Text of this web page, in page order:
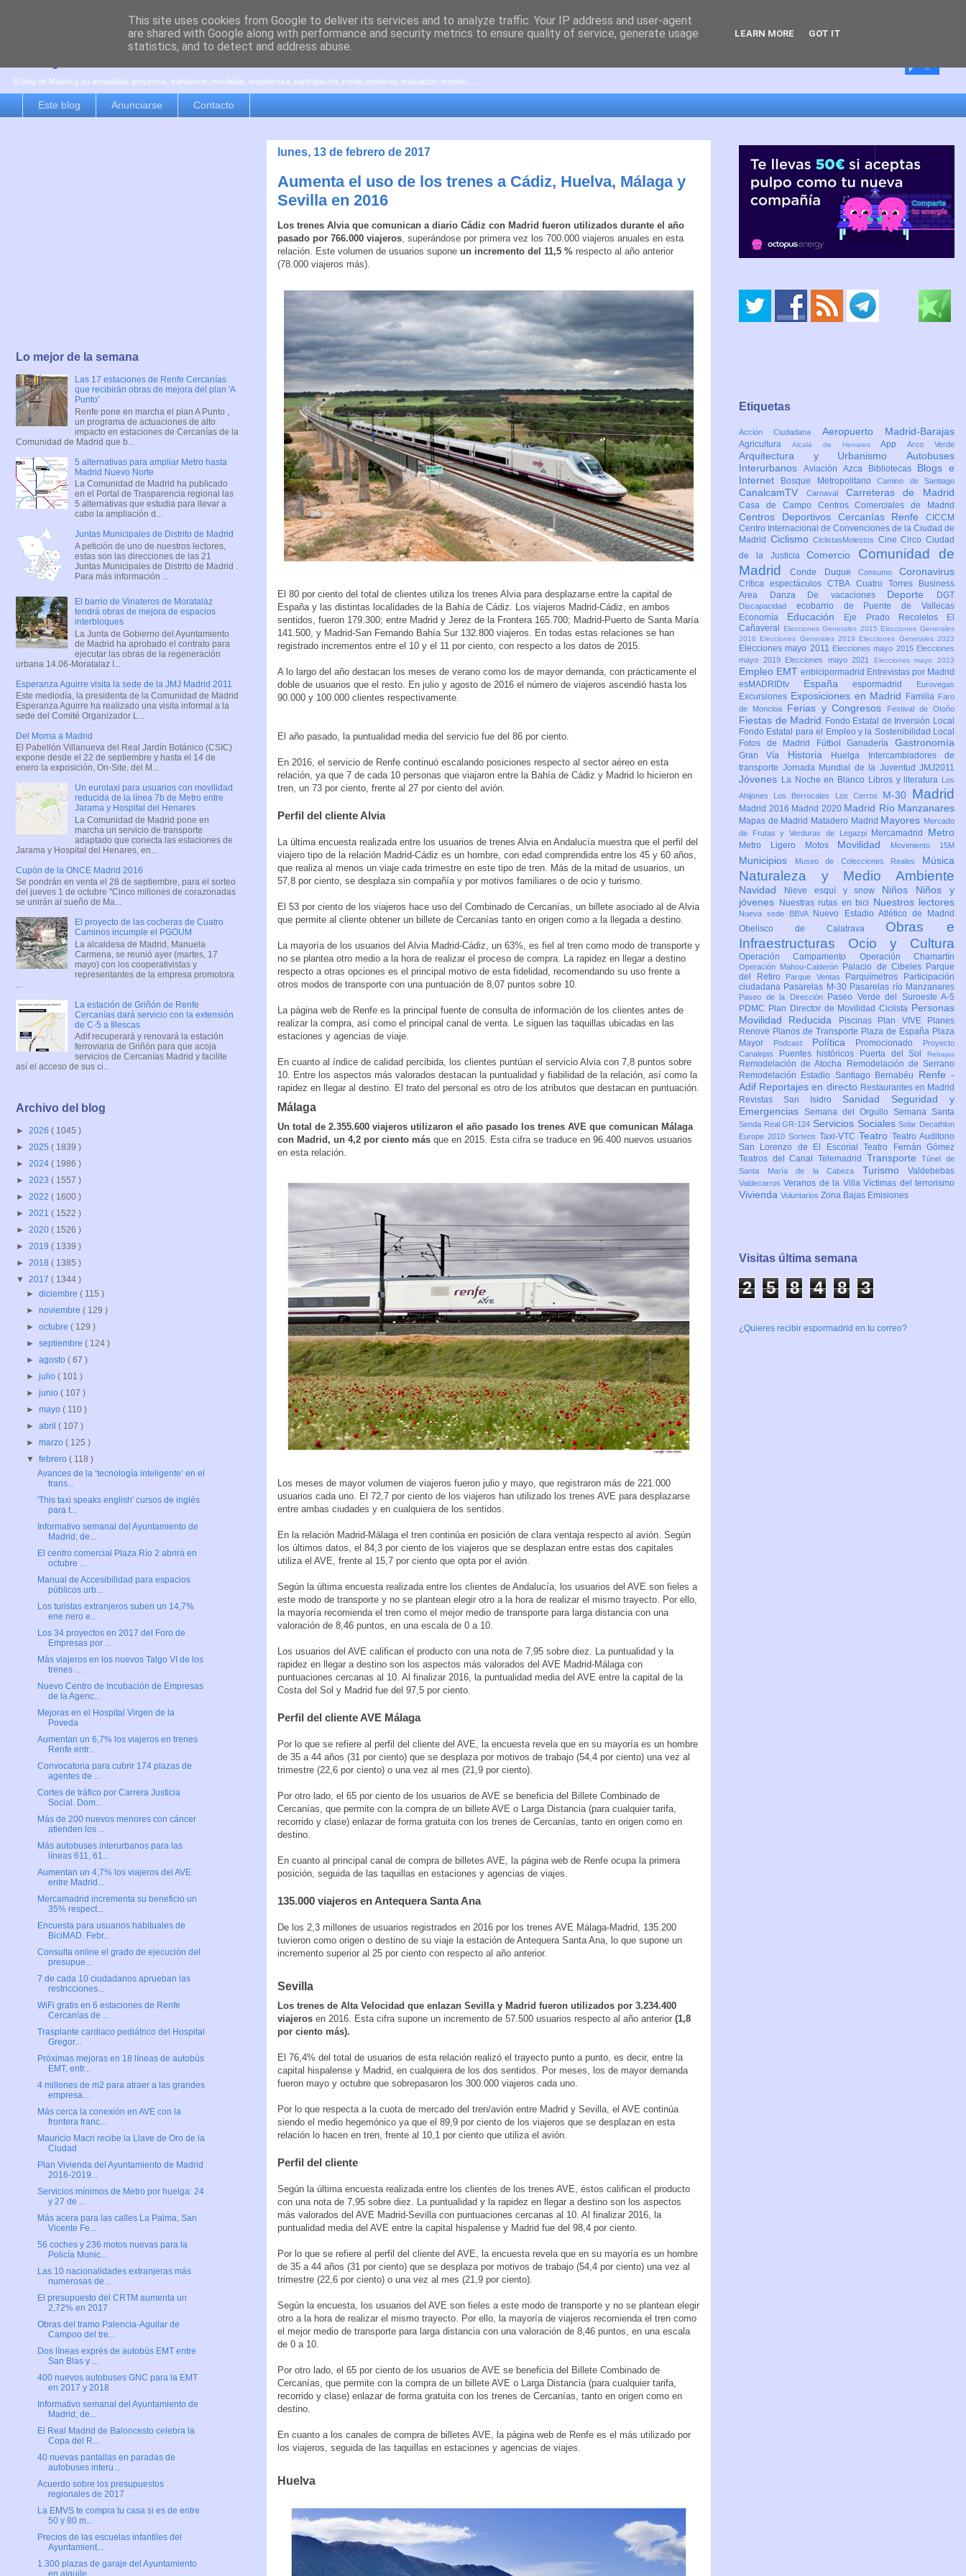
es por madrid
El blog de Madrid y su actualidad, proyectos, transporte, movilidad, arquitectura, participación, medio ambiente, educación, empleo, ...
Este blog Anunciarse Contacto
lunes, 13 de febrero de 2017
Aumenta el uso de los trenes a Cádiz, Huelva, Málaga y
Sevilla en 2016
Los trenes Alvia que comunican a diario Cádiz con Madrid fueron utilizados durante el año
pasado por 766.000 viajeros , superándose por primera vez los 700.000 viajeros anuales en esta
relación. Este volumen de usuarios supone un incremento del 11,5 % respecto al año anterior
(78.000 viajeros más).
El 80 por ciento del total de clientes utiliza los trenes Alvia para desplazarse entre la capital de
España y las distintas localidades de la Bahía de Cádiz. Los viajeros Madrid-Cádiz, en ambos
sentidos, fueron 179.300; entre Madrid y Jerez de la Frontera 165.700; Madrid-Puerto de Santa María
141.500, y Madrid-San Fernando Bahía Sur 132.800 viajeros. En todas estas relaciones se han
registrado incrementos entre el 10 y el 11 por ciento, con respecto a los datos de 2015.
A lo largo del año destacan los meses de verano como los de mayor demanda, con prácticamente el
doble de usuarios que el resto. En julio y agosto de 2016 el número de viajeros ascendió hasta los
90.000 y 100.000 clientes respectivamente.
El año pasado, la puntualidad media del servicio fue del 86 por ciento.
En 2016, el servicio de Renfe continuó escalando posiciones respecto al sector aéreo en esta
relación, ya que 7 de cada 10 personas que viajaron entre la Bahía de Cádiz y Madrid lo hicieron en
tren, un 73 por ciento, frente al 27 por ciento del avión.
Perfil del cliente Alvia
La última encuesta realizada entre los usuarios de trenes Alvia en Andalucía muestra que el perfil del
viajero tipo de la relación Madrid-Cádiz es un hombre, con edad comprendida entre los 45 y 60 años,
que realiza al menos un viaje cada trimestre en este tipo de tren. Más de la mitad de usuarios, un
57,8 por ciento, se desplaza sin compañía y por motivos familiares o de ocio y turismo.
El 53 por ciento de los viajeros hace uso del Combinado de Cercanías, un billete asociado al de Alvia
que permite al cliente obtener un billete de Cercanías tanto en origen como a la llegada a destino.
La mayoría de los usuarios del Alvia Madrid-Cádiz, un 63%, es fiel al tren como modo de transporte y
no se plantea otro medio a la hora de realizar el proceso de compra. La rapidez en llegar a destino
respecto a otras opciones es el principal motivo de esta fidelidad, recomendando su uso frente a
otros modos de transporte con una puntuación de 8,07 puntos sobre 10.
La página web de Renfe es la principal fuente de consulta de información de los clientes antes de
realizar la compra, así como el principal canal de venta. Le siguen las taquillas ubicadas en las
estaciones y agencias de viaje.
En cuanto al índice de calidad percibida, los clientes puntúan el servicio Alvia con 7,8 puntos sobre
10. Entre los aspectos más valorados destacan la puntualidad y fiabilidad de la relación, así como la
rapidez en llegar al destino. El trato del personal es otro de los atributos que destacan en puntuación.
Málaga
Un total de 2.355.600 viajeros utilizaron el año pasado los trenes AVE que comunican Málaga
con Madrid, un 4,2 por ciento más que en 2015. Esta cifra se traduce en 96.400 nuevos usuarios
en esta relación.
Los meses de mayor volumen de viajeros fueron julio y mayo, que registraron más de 221.000
usuarios cada uno. El 72,7 por ciento de los viajeros han utilizado los trenes AVE para desplazarse
entre ambas ciudades y en cualquiera de los sentidos.
En la relación Madrid-Málaga el tren continúa en posición de clara ventaja respecto al avión. Según
los últimos datos, el 84,3 por ciento de los viajeros que se desplazan entre estas dos capitales
utiliza el AVE, frente al 15,7 por ciento que opta por el avión.
Según la última encuesta realizada entre los clientes de Andalucía, los usuarios del AVE son fieles a
este modo de transporte y no se plantean elegir otro a la hora de realizar el mismo trayecto. Por ello,
la mayoría recomienda el tren como el mejor medio de transporte para larga distancia con una
valoración de 8,46 puntos, en una escala de 0 a 10.
Los usuarios del AVE califican el producto con una nota de 7,95 sobre diez. La puntualidad y la
rapidez en llegar a destino son los aspectos más valorados del AVE Madrid-Málaga con
puntuaciones cercanas al 10. Al finalizar 2016, la puntualidad media del AVE entre la capital de la
Costa del Sol y Madrid fue del 97,5 por ciento.
Perfil del cliente AVE Málaga
Por lo que se refiere al perfil del cliente del AVE, la encuesta revela que en su mayoría es un hombre
de 35 a 44 años (31 por ciento) que se desplaza por motivos de trabajo (54,4 por ciento) una vez al
trimestre (22,6 por ciento) o una vez al mes (21,9 por ciento).
Por otro lado, el 65 por ciento de los usuarios de AVE se beneficia del Billete Combinado de
Cercanías, que permite con la compra de un billete AVE o Larga Distancia (para cualquier tarifa,
recorrido y clase) enlazar de forma gratuita con los trenes de Cercanías, tanto en origen como en
destino.
En cuanto al principal canal de compra de billetes AVE, la página web de Renfe ocupa la primera
posición, seguida de las taquillas en estaciones y agencias de viajes.
135.000 viajeros en Antequera Santa Ana
De los 2,3 millones de usuarios registrados en 2016 por los trenes AVE Málaga-Madrid, 135.200
tuvieron como origen o destino de su viaje la estación de Antequera Santa Ana, lo que supone un
incremento superior al 25 por ciento con respecto al año anterior.
Sevilla
Los trenes de Alta Velocidad que enlazan Sevilla y Madrid fueron utilizados por 3.234.400
viajeros en 2016. Esta cifra supone un incremento de 57.500 usuarios respecto al año anterior (1,8
por ciento más).
El 76,4% del total de usuarios de esta relación realizó el trayecto punto a punto, es decir, entre la
capital hispalense y Madrid, en cualquiera de los dos sentidos. Por meses, los de mayor demanda
fueron mayo y octubre que sobrepasaron los 300.000 viajeros cada uno.
Por lo que respecta a la cuota de mercado del tren/avión entre Madrid y Sevilla, el AVE continúa
siendo el medio hegemónico ya que el 89,9 por ciento de los viajeros que se desplazan en esta
relación lo hacen en tren, frente al 10,1 por ciento que utiliza el avión.
Perfil del cliente
Según la última encuesta realizada entre los clientes de los trenes AVE, éstos califican el producto
con una nota de 7,95 sobre diez. La puntualidad y la rapidez en llegar a destino son los aspectos
más valorados del AVE Madrid-Sevilla con puntuaciones cercanas al 10. Al finalizar 2016, la
puntualidad media del AVE entre la capital hispalense y Madrid fue del 98,4 por ciento.
Por lo que se refiere al perfil del cliente del AVE, la encuesta revela que en su mayoría es un hombre
de 35 a 44 años (31 por ciento) que se desplaza por motivos de trabajo (54,4 por ciento) una vez al
trimestre (22,6 por ciento) o una vez al mes (21,9 por ciento).
Según la encuesta, los usuarios del AVE son fieles a este modo de transporte y no se plantean elegir
otro a la hora de realizar el mismo trayecto. Por ello, la mayoría de viajeros recomienda el tren como
el mejor medio de transporte para larga distancia con una valoración de 8,46 puntos, en una escala
de 0 a 10.
Por otro lado, el 65 por ciento de los usuarios de AVE se beneficia del Billete Combinado de
Cercanías, que permite con la compra de un billete AVE o Larga Distancia (para cualquier tarifa,
recorrido y clase) enlazar de forma gratuita con los trenes de Cercanías, tanto en origen como en
destino.
En cuanto a los canales de compra de billetes AVE, la página web de Renfe es el más utilizado por
los viajeros, seguida de las taquillas en estaciones y agencias de viajes.
Huelva
Lo mejor de la semana
Las 17 estaciones de Renfe Cercanías
que recibirán obras de mejora del plan 'A
Punto'
Renfe pone en marcha el plan A Punto ,
un programa de actuaciones de alto
impacto en estaciones de Cercanías de la
Comunidad de Madrid que b...
5 alternativas para ampliar Metro hasta
Madrid Nuevo Norte
La Comunidad de Madrid ha publicado
en el Portal de Trasparencia regional las
5 alternativas que estudia para llevar a
cabo la ampliación d...
Juntas Municipales de Distrito de Madrid
A petición de uno de nuestros lectores,
estas son las direcciones de las 21
Juntas Municipales de Distrito de Madrid .
Para más información ...
El barrio de Vinateros de Moratalaz
tendrá obras de mejora de espacios
interbloques
La Junta de Gobierno del Ayuntamiento
de Madrid ha aprobado el contrato para
ejecutar las obras de la regeneración
urbana 14.06-Moratalaz I...
Esperanza Aguirre visita la sede de la JMJ Madrid 2011
Este mediodía, la presidenta de la Comunidad de Madrid
Esperanza Aguirre ha realizado una visita informal a la
sede del Comité Organizador L...
Del Moma a Madrid
El Pabellón Villanueva del Real Jardín Botánico (CSIC)
expone desde el 22 de septiembre y hasta el 14 de
enero la exposición, On-Site, del M...
Un eurotaxi para usuarios con movilidad
reducida de la línea 7b de Metro entre
Jarama y Hospital del Henares
La Comunidad de Madrid pone en
marcha un servicio de transporte
adaptado que conecta las estaciones de
Jarama y Hospital del Henares, en...
Cupón de la ONCE Madrid 2016
Se pondrán en venta el 28 de septiembre, para el sorteo
del jueves 1 de octubre "Cinco millones de corazonadas
se unirán al sueño de Ma...
El proyecto de las cocheras de Cuatro
Caminos incumple el PGOUM
La alcaldesa de Madrid, Manuela
Carmena, se reunió ayer (martes, 17
mayo) con los cooperativistas y
representantes de la empresa promotora
La estación de Griñón de Renfe
Cercanías dará servicio con la extensión
de C-5 a Illescas
Adif recuperará y renovará la estación
ferroviaria de Griñón para que acoja
servicios de Cercanías Madrid y facilite
así el acceso de sus ci...
Archivo del blog
► 2026 ( 1045 )
► 2025 ( 1839 )
► 2024 ( 1986 )
► 2023 ( 1557 )
► 2022 ( 1600 )
► 2021 ( 1522 )
► 2020 ( 1526 )
► 2019 ( 1339 )
► 2018 ( 1385 )
▼ 2017 ( 1344 )
►diciembre( 115 )
►noviembre( 129 )
►octubre( 129 )
►septiembre( 124 )
►agosto( 67 )
►julio( 101 )
►junio( 107 )
►mayo( 110 )
►abril( 107 )
►marzo( 125 )
▼febrero( 118 )
Avances de la ‘tecnología inteligente’ en el
trans...
'This taxi speaks english' cursos de inglés
para t...
Informativo semanal del Ayuntamiento de
Madrid; de...
El centro comercial Plaza Río 2 abrirá en
octubre ...
Manual de Accesibilidad para espacios
públicos urb...
Los turistas extranjeros suben un 14,7%
ene nero e...
Los 34 proyectos en 2017 del Foro de
Empresas por ...
Más viajeros en los nuevos Talgo VI de los
trenes ...
Nuevo Centro de Incubación de Empresas
de la Agenc...
Mejoras en el Hospital Virgen de la
Poveda
Aumentan un 6,7% los viajeros en trenes
Renfe entr...
Convocatoria para cubrir 174 plazas de
agentes de ...
Cortes de tráfico por Carrera Justicia
Social. Dom...
Más de 200 nuevos menores con cáncer
atienden los ...
Más autobuses interurbanos para las
líneas 611, 61...
Aumentan un 4,7% los viajeros del AVE
entre Madrid...
Mercamadrid incrementa su beneficio un
35% respect...
Encuesta para usuarios habituales de
BiciMAD. Febr...
Consulta online el grado de ejecución del
presupue...
7 de cada 10 ciudadanos aprueban las
restricciones...
WiFi gratis en 6 estaciones de Renfe
Cercanías de ...
Trasplante cardiaco pediátrico del Hospital
Gregor...
Próximas mejoras en 18 líneas de autobús
EMT, entr...
4 millones de m2 para atraer a las grandes
empresa...
Más cerca la conexión en AVE con la
frontera franc...
Mauricio Macri recibe la Llave de Oro de la
Ciudad
Plan Vivienda del Ayuntamiento de Madrid
2016-2019...
Servicios mínimos de Metro por huelga: 24
y 27 de ...
Más acera para las calles La Palma, San
Vicente Fe...
56 coches y 236 motos nuevas para la
Policía Munic...
Las 10 nacionalidades extranjeras más
numerosas de...
El presupuesto del CRTM aumenta un
2,72% en 2017
Obras del tramo Palencia-Aguilar de
Campoo del tre...
Dos líneas exprés de autobús EMT entre
San Blas y ...
400 nuevos autobuses GNC para la EMT
en 2017 y 2018
Informativo semanal del Ayuntamiento de
Madrid; de...
El Real Madrid de Baloncesto celebra la
Copa del R...
40 nuevas pantallas en paradas de
autobuses interu...
Acuerdo sobre los presupuestos
regionales de 2017
La EMVS te compra tu casa si es de entre
50 y 80 m...
Precios de las escuelas infantiles del
Ayuntamient...
1.300 plazas de garaje del Ayuntamiento
Etiquetas
Acción Ciudadana Aeropuerto Madrid-Barajas
Agricultura Alcalá de HenaresAppArco Verde
Arquitectura y Urbanismo Autobuses
Interurbanos Aviación Azca Bibliotecas Blogs e
Internet
Bosque MetropolitanoCamino de Santiago
CanalcamTV Carnaval Carreteras de Madrid
Casa de Campo Centros Comerciales de Madrid
Centros Deportivos Cercanías Renfe CICCM
Centro Internacional de Convenciones de la Ciudad de
Madrid CiclismoCiclistasMolestos CineCircoCiudad
de la JusticiaComercio Comunidad de
MadridConde Duque Consumo Coronavirus
Crítica espectáculosCTBA Cuatro Torres Business
Area
Danza De vacaciones Deporte DGT
Discapacidad ecobarrio de Puente de Vallecas
Economía Educación Eje Prado Recoletos
El
Cañaveral
Elecciones Generales 2015 Elecciones Generales
2016 Elecciones Generales 2019 Elecciones Generales 2023
Elecciones mayo 2011 Elecciones mayo 2015 Elecciones
mayo 2019
Elecciones mayo 2021 Elecciones mayo 2023
Empleo EMT enbicipormadrid Entrevistas por Madrid
esMADRIDtv Españaespormadrid Eurovegas
Excursiones Exposiciones en Madrid Familia Faro
de Moncloa
Ferias y Congresos Festival de Otoño
Fiestas de Madrid Fondo Estatal de Inversión Local
Fondo Estatal para el Empleo y la Sostenibilidad Local
Fotos de Madrid
FútbolGanaderíaGastronomía
Gran Vía Historia Huelga
Intercambiadores de
transporte Jornada Mundial de la Juventud JMJ2011
Jóvenes La Noche en Blanco Libros y literatura
Los
Ahijones
Los Berrocales Los Cerros M-30 Madrid
Madrid 2016 Madrid 2020 Madrid Río Manzanares
Mapas de Madrid Matadero Madrid Mayores Mercado
de Frutas y Verduras de Legazpi
Mercamadrid Metro
Metro Ligero Motos Movilidad Movimiento 15M
Municipios Museo de Colecciones Reales Música
Naturaleza y Medio Ambiente
Navidad Nieve esquí y snow Niños Niños y
jóvenes
Nuestras rutas en bici Nuestros lectores
Nueva sede BBVA
Nuevo Estadio Atlético de Madrid
Obelisco de Calatrava Obras e
Infraestructuras Ocio y Cultura
Operación Campamento Operación Chamartín
Operación Mahou-Calderón Palacio de Cibeles Parque
del Retiro
Parque Ventas Parquímetros
Participación
ciudadana Pasarelas M-30 Pasarelas río Manzanares
Paseo de la Dirección
Paseo Verde del Suroeste A-5
PDMC Plan Director de Movilidad Ciclista Personas
Movilidad Reducida
Piscinas Plan VIVE
Planes
Renove Planos de Transporte Plaza de España Plaza
Mayor
Podcast Política Promocionado
Proyecto
Canalejas
Puentes históricos Puerta del Sol Rebajas
Remodelación de Atocha
Remodelación de Serrano
Remodelación Estadio Santiago Bernabéu Renfe -
Adif Reportajes en directo Restaurantes en Madrid
Revistas San Isidro Sanidad Seguridad y
Emergencias Semana del Orgullo Semana Santa
Senda Real GR-124 Servicios SocialesSolar Decathlon
Europe 2010 Sorteos Taxi-VTC Teatro Teatro Auditorio
San Lorenzo de El EscorialTeatro Fernán Gómez
Teatros del Canal Telemadrid TransporteTúnel de
Santa María de la Cabeza Turismo Valdebebas
ValdecarrosVeranos de la VillaVíctimas del terrorismo
Vivienda Voluntarios Zona Bajas Emisiones
Visitas última semana
2 5 8 4 8 4
¿Quieres recibir espormadrid en tu correo?
This site uses cookies from Google to deliver its services and to analyze traffic. Your IP address and user-agent
are shared with Google along with performance and security metrics to ensure quality of service, generate usage
statistics, and to detect and address abuse.
LEARN MORE GOT IT